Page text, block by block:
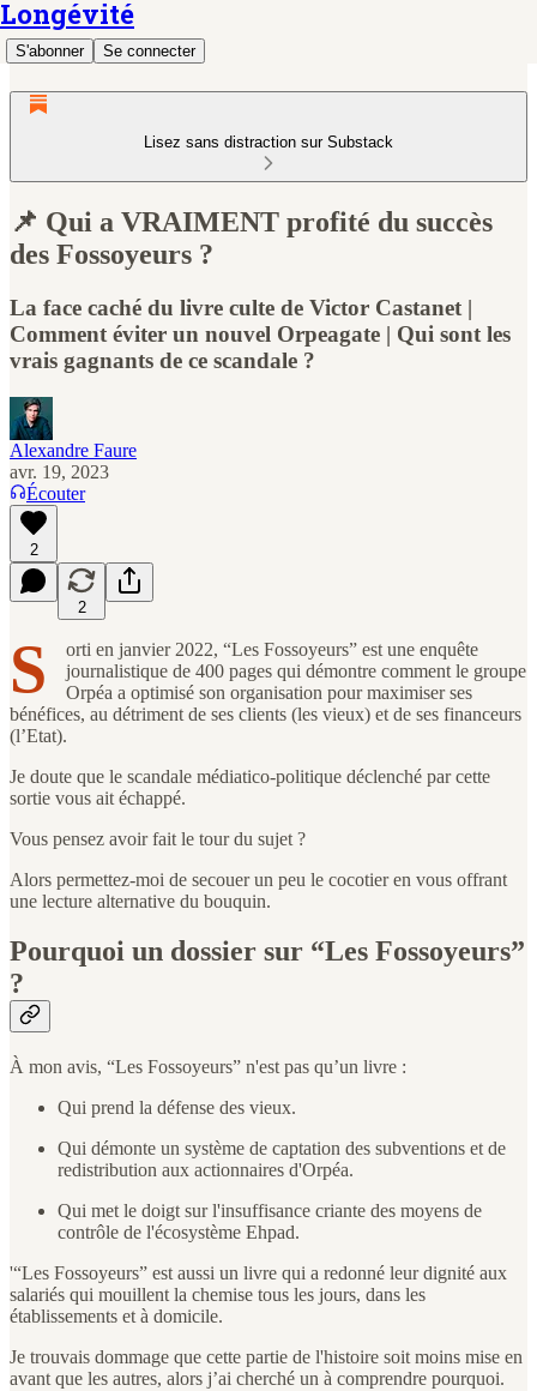
Longévité
S'abonner Se connecter
Lisez sans distraction sur Substack
📌 Qui a VRAIMENT profité du succès
des Fossoyeurs ?
La face caché du livre culte de Victor Castanet |
Comment éviter un nouvel Orpeagate | Qui sont les
vrais gagnants de ce scandale ?
Alexandre Faure
avr. 19, 2023
Écouter
2
2
S
orti en janvier 2022, “Les Fossoyeurs” est une enquête
journalistique de 400 pages qui démontre comment le groupe
Orpéa a optimisé son organisation pour maximiser ses
bénéfices, au détriment de ses clients (les vieux) et de ses financeurs
(l’Etat).
Je doute que le scandale médiatico-politique déclenché par cette
sortie vous ait échappé.
Vous pensez avoir fait le tour du sujet ?
Alors permettez-moi de secouer un peu le cocotier en vous offrant
une lecture alternative du bouquin.
Pourquoi un dossier sur “Les Fossoyeurs”
?
À mon avis, “Les Fossoyeurs” n'est pas qu’un livre :
Qui prend la défense des vieux.
Qui démonte un système de captation des subventions et de
redistribution aux actionnaires d'Orpéa.
Qui met le doigt sur l'insuffisance criante des moyens de
contrôle de l'écosystème Ehpad.
'“Les Fossoyeurs” est aussi un livre qui a redonné leur dignité aux
salariés qui mouillent la chemise tous les jours, dans les
établissements et à domicile.
Je trouvais dommage que cette partie de l'histoire soit moins mise en
avant que les autres, alors j’ai cherché un à comprendre pourquoi.